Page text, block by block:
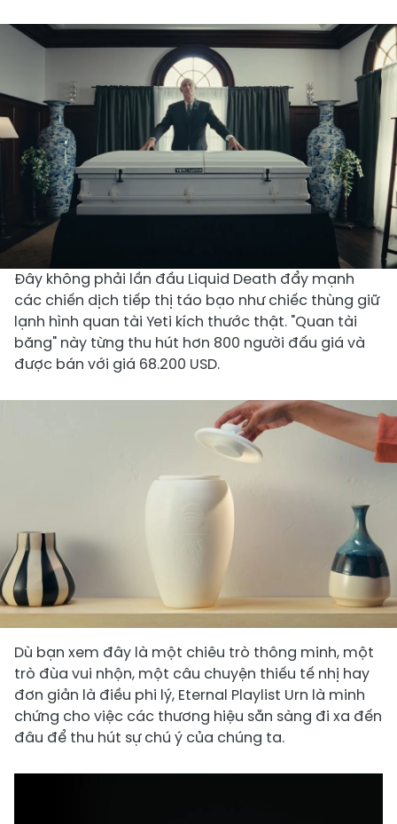
Đây không phải lần đầu Liquid Death đẩy mạnh
các chiến dịch tiếp thị táo bạo như chiếc thùng giữ
lạnh hình quan tài Yeti kích thước thật. "Quan tài
băng" này từng thu hút hơn 800 người đấu giá và
được bán với giá 68.200 USD.
Dù bạn xem đây là một chiêu trò thông minh, một
trò đùa vui nhộn, một câu chuyện thiếu tế nhị hay
đơn giản là điều phi lý, Eternal Playlist Urn là minh
chứng cho việc các thương hiệu sẵn sàng đi xa đến
đâu để thu hút sự chú ý của chúng ta.